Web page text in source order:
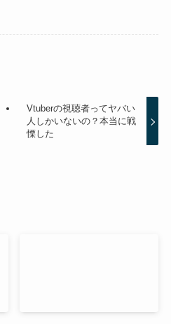
Vtuberの視聴者ってヤバい
人しかいないの？本当に戦
慄した